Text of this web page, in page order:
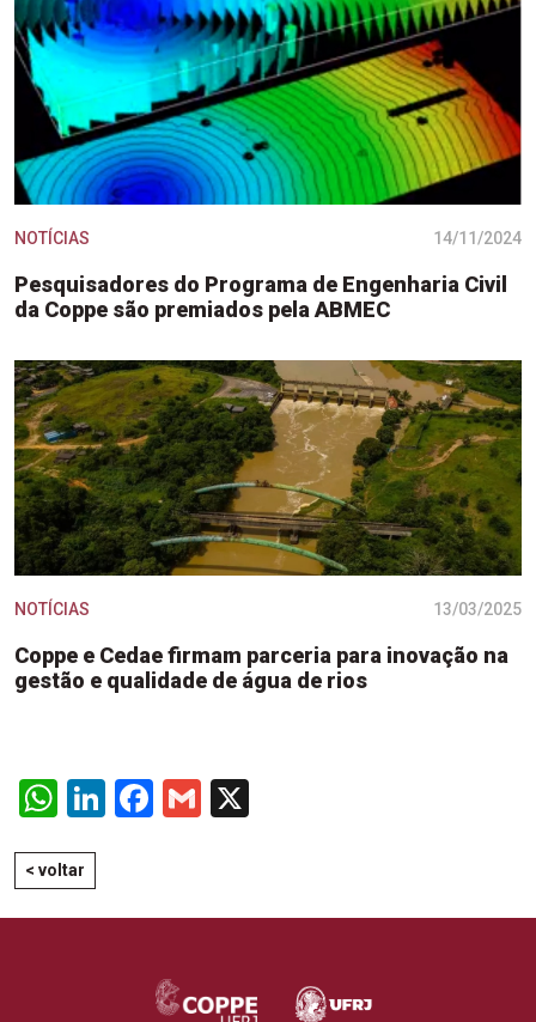
NOTÍCIAS 14/11/2024
Pesquisadores do Programa de Engenharia Civil
da Coppe são premiados pela ABMEC
NOTÍCIAS 13/03/2025
Coppe e Cedae firmam parceria para inovação na
gestão e qualidade de água de rios
WhatsApp
LinkedIn
Facebook
Gmail
< voltar